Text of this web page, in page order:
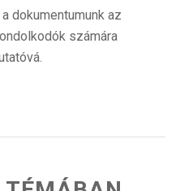
dokumentumunk az
számára